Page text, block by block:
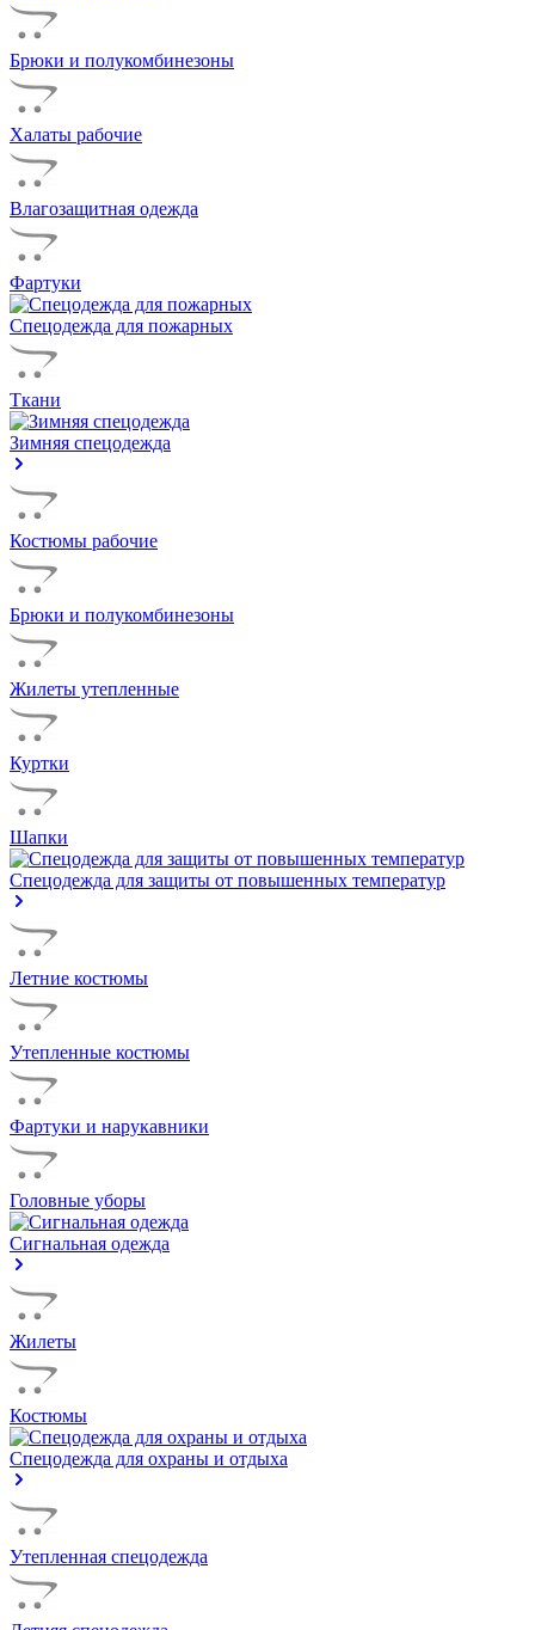
Брюки и полукомбинезоны
Халаты рабочие
Влагозащитная одежда
Фартуки
Спецодежда для пожарных
Ткани
Зимняя спецодежда
Костюмы рабочие
Брюки и полукомбинезоны
Жилеты утепленные
Куртки
Шапки
Спецодежда для защиты от повышенных температур
Летние костюмы
Утепленные костюмы
Фартуки и нарукавники
Головные уборы
Сигнальная одежда
Жилеты
Костюмы
Спецодежда для охраны и отдыха
Утепленная спецодежда